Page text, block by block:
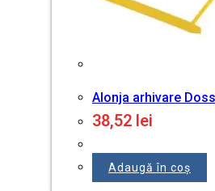
Alonja arhivare
38,52 lei
Adaugă în coș